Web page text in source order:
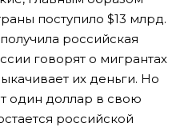
поступило $13 млрд.
российская
говорят о мигрантах
их деньги. Но
один доллар в свою
российской